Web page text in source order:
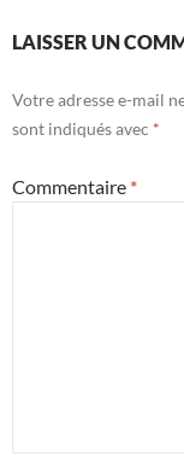
LAISSER UN
Votre adresse e-mail
sont indiqués avec *
Commentaire *